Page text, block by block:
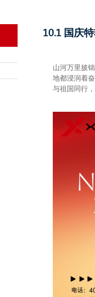
10.1 国庆
山河万里披
地都浸润着
与祖国同行